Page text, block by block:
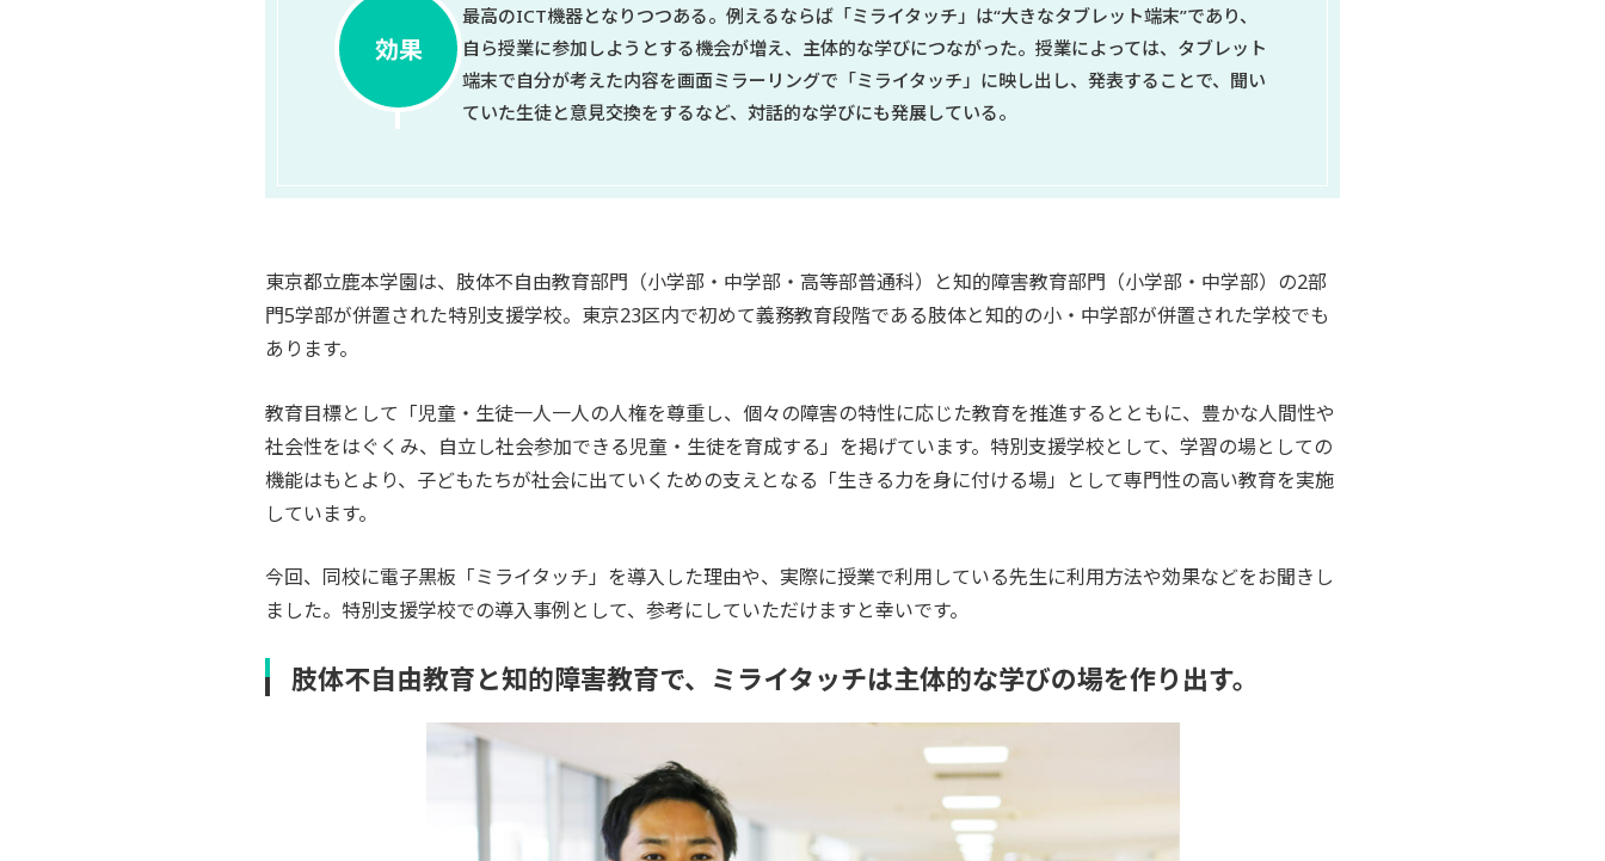
最高のICT機器となりつつある。例えるならば「ミライタッチ」は“大きなタブレット端末”であり、
自ら授業に参加しようとする機会が増え、主体的な学びにつながった。授業によっては、タブレット
端末で自分が考えた内容を画面ミラーリングで「ミライタッチ」に映し出し、発表することで、聞い
ていた生徒と意見交換をするなど、対話的な学びにも発展している。
東京都立鹿本学園は、肢体不自由教育部門（小学部・中学部・高等部普通科）と知的障害教育部門（小学部・中学部）の2部
門5学部が併置された特別支援学校。東京23区内で初めて義務教育段階である肢体と知的の小・中学部が併置された学校でも
あります。
教育目標として「児童・生徒一人一人の人権を尊重し、個々の障害の特性に応じた教育を推進するとともに、豊かな人間性や
社会性をはぐくみ、自立し社会参加できる児童・生徒を育成する」を掲げています。特別支援学校として、学習の場としての
機能はもとより、子どもたちが社会に出ていくための支えとなる「生きる力を身に付ける場」として専門性の高い教育を実施
しています。
今回、同校に電子黒板「ミライタッチ」を導入した理由や、実際に授業で利用している先生に利用方法や効果などをお聞きし
ました。特別支援学校での導入事例として、参考にしていただけますと幸いです。
肢体不自由教育と知的障害教育で、 ミライタッチは主体的な学びの場を作り出す。